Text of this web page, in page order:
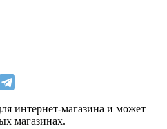
интернет-магазина и может
магазинах.